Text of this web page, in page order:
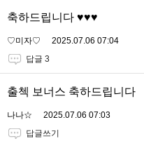
축하드립니다 ♥️♥️♥️
♡미자♡
2025.07.06 07:04
답글 3
출첵 보너스 축하드립니다
나나☆
2025.07.06 07:03
답글쓰기